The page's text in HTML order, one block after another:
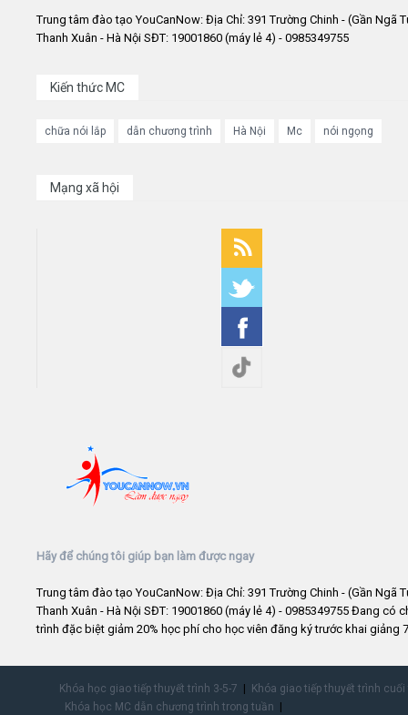
Trung tâm đào tạo YouCanNow: Địa Chỉ: 391 Trường Chinh - (Gần Ngã
Thanh Xuân - Hà Nội SĐT: 19001860 (máy lẻ 4) - 0985349755
Kiến thức MC
chữa nói lắp dẫn chương trình Hà Nội Mc nói ngọng
Mạng xã hội
Hãy để chúng tôi giúp bạn làm được ngay
Trung tâm đào tạo YouCanNow: Địa Chỉ: 391 Trường Chinh - (Gần Ngã
Thanh Xuân - Hà Nội SĐT: 19001860 (máy lẻ 4) - 0985349755 Đang có
trình đặc biệt giảm 20% học phí cho học viên đăng ký trước khai giảng
Khóa học giao tiếp thuyết trình 3-5-7
Khóa giao tiếp thuyết trình
Khóa học MC dẫn chương trình trong tuần